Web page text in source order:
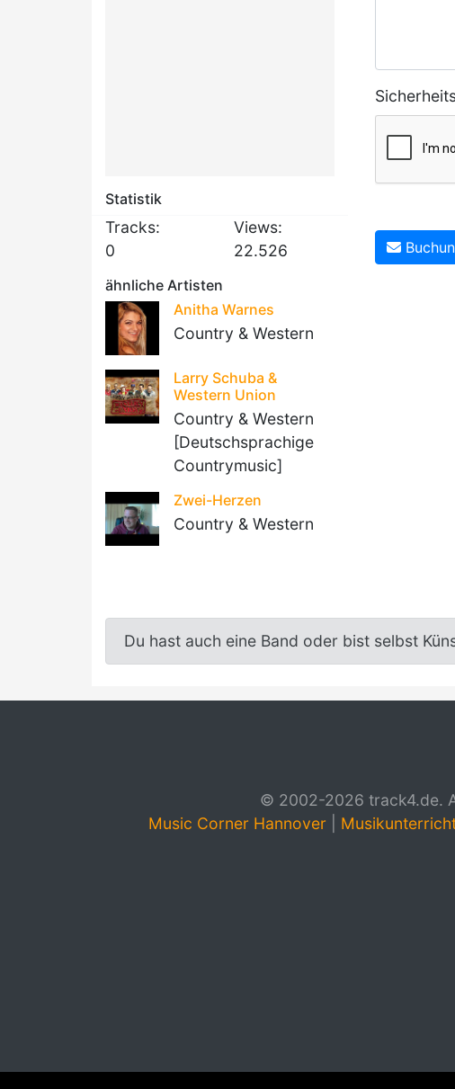
Statistik
Tracks:
0
Views:
22.526
ähnliche Artisten
Anitha Warnes
Country & Western
Larry Schuba &
Western Union
Country & Western
[Deutschsprachige
Countrymusic]
Zwei-Herzen
Country & Western
Du hast auch eine Band oder bist selbst
© 2002-2026 track4.de.
Music Corner Hannover